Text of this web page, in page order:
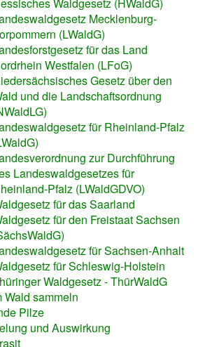
Mecklenburg-
(LWaldG)
für das Land
Westfalen (LFoG)
Gesetz über den
und die Landschaftsordnung
für Rheinland-Pfalz
zur Durchführung
Landeswaldgesetzes für
Pfalz (LWaldGDVO)
für das Saarland
für den Freistaat Sachsen
für Sachsen-Anhalt
für Schleswig-Holstein
Waldgesetz - ThürWaldG
Wald sammeln
Pilze
und Auswirkung